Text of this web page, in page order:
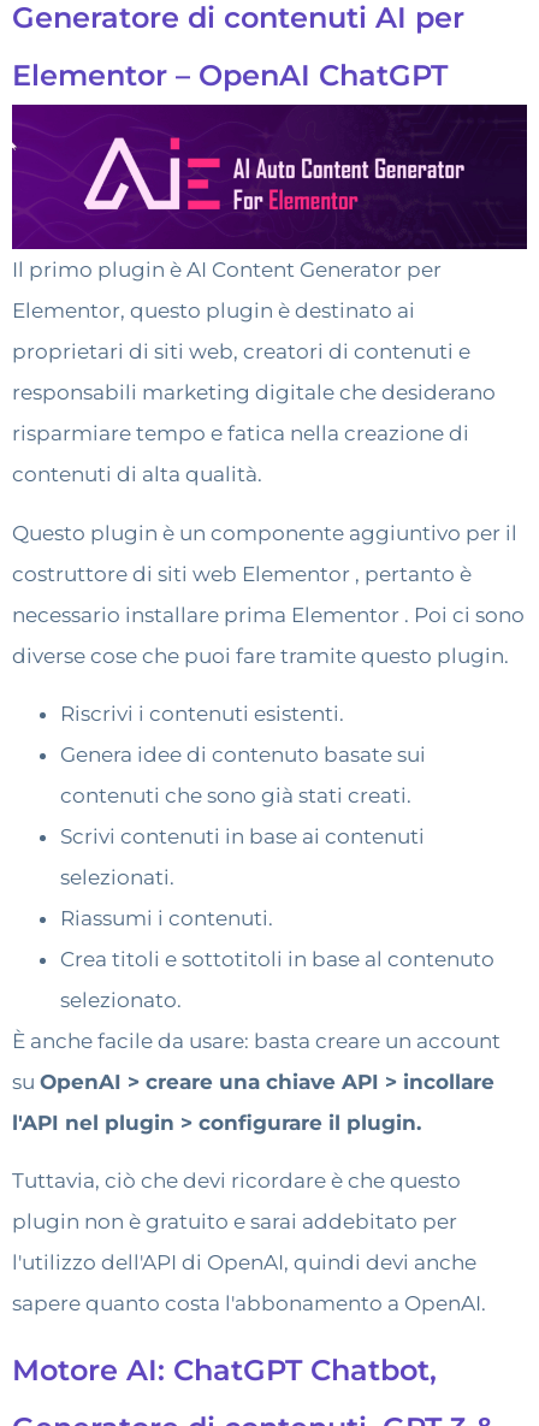
Generatore di contenuti AI per
Elementor – OpenAI ChatGPT
Il primo plugin è AI Content Generator per
Elementor, questo plugin è destinato ai
proprietari di siti web, creatori di contenuti e
responsabili marketing digitale che desiderano
risparmiare tempo e fatica nella creazione di
contenuti di alta qualità.
Questo plugin è un componente aggiuntivo per il
costruttore di siti web Elementor , pertanto è
necessario installare prima Elementor . Poi ci sono
diverse cose che puoi fare tramite questo plugin.
Riscrivi i contenuti esistenti.
Genera idee di contenuto basate sui
contenuti che sono già stati creati.
Scrivi contenuti in base ai contenuti
selezionati.
Riassumi i contenuti.
Crea titoli e sottotitoli in base al contenuto
selezionato.
È anche facile da usare: basta creare un account
su OpenAI > creare una chiave API > incollare
l'API nel plugin > configurare il plugin.
Tuttavia, ciò che devi ricordare è che questo
plugin non è gratuito e sarai addebitato per
l'utilizzo dell'API di OpenAI, quindi devi anche
sapere quanto costa l'abbonamento a OpenAI.
Motore AI: ChatGPT Chatbot,